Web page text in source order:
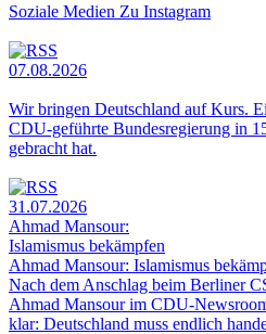
Soziale Medien Zu Instagram
07.08.2026
Wir bringen Deutschland auf Kurs.
CDU-geführte Bundesregierung in
gebracht hat.
31.07.2026
Ahmad Mansour:
Islamismus bekämpfen
Ahmad Mansour: Islamismus
Nach dem Anschlag beim Berliner
Ahmad Mansour im CDU-
klar: Deutschland muss endlich